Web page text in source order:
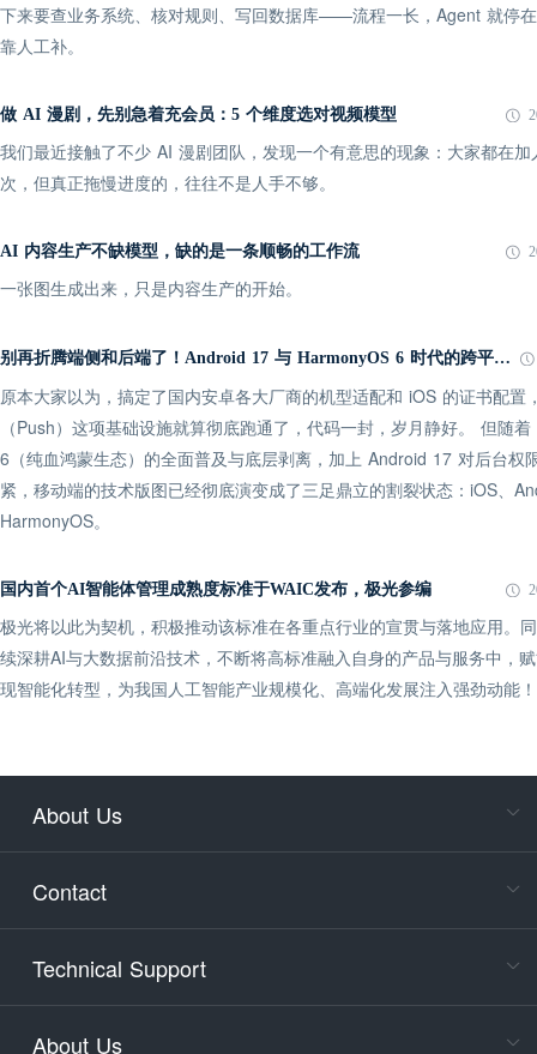
下来要查业务系统、核对规则、写回数据库——流程一长，Agent 就停
靠人工补。
做 AI 漫剧，先别急着充会员：5 个维度选对视频模型
我们最近接触了不少 AI 漫剧团队，发现一个有意思的现象：大家都在
次，但真正拖慢进度的，往往不是人手不够。
AI 内容生产不缺模型，缺的是一条顺畅的工作流
一张图生成出来，只是内容生产的开始。
别再折腾端侧和后端了！Android 17 与 HarmonyOS 6 时代的跨平台推送指南
原本大家以为，搞定了国内安卓各大厂商的机型适配和 iOS 的证书配置
（Push）这项基础设施就算彻底跑通了，代码一封，岁月静好。 但随
6（纯血鸿蒙生态）的全面普及与底层剥离，加上 Android 17 对后台权
紧，移动端的技术版图已经彻底演变成了三足鼎立的割裂状态：iOS、
HarmonyOS。
国内首个AI智能体管理成熟度标准于WAIC发布，极光参编
极光将以此为契机，积极推动该标准在各重点行业的宣贯与落地应用。
续深耕AI与大数据前沿技术，不断将高标准融入自身的产品与服务中，
现智能化转型，为我国人工智能产业规模化、高端化发展注入强劲动能！
About Us
Contact
Technical Support
About Us
days)